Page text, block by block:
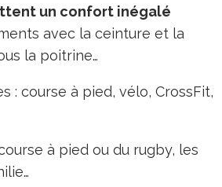
un confort inégalé
avec la ceinture et la
la poitrine…
: course à pied, vélo, CrossFit,
à pied ou du rugby, les